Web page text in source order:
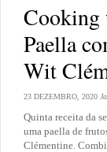
Cooking
Paella
Wit
23 DEZEMBRO, 2020
Quinta receita da
uma paella de
Clémentine.